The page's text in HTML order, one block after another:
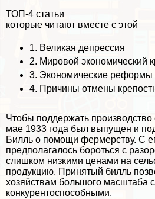
ТОП-4 статьи
которые читают вместе с этой
1. Великая депрессия
2. Мировой экономический
3. Экономические реформы
4. Причины отмены
Чтобы поддержать производство
мае 1933 года был выпущен и
Билль о помощи фермерству. С
предполагалось бороться с
слишком низкими ценами на
продукцию. Принятый билль
хозяйствам большого масштаба
конкурентоспособными.